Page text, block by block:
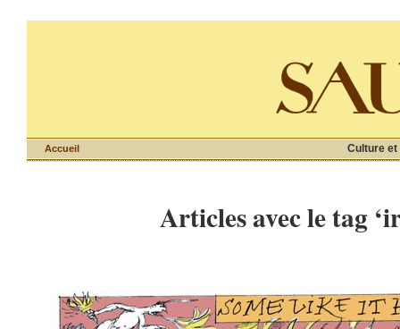
Culture et
Accueil
Articles avec le tag